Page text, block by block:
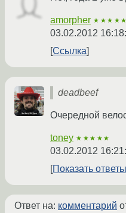
amorpher ★★★★★
03.02.2012
Ссылка
deadbeef
Очередной
toney ★★★★★
03.02.2012
Показать ответы
Ответ на: комментарий